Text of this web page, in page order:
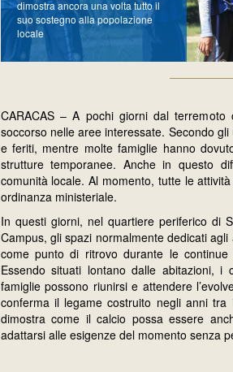
dimostra ancora una volta tutto il
suo sostegno alla popolazione
locale
CARACAS – A pochi giorni dal
soccorso nelle aree interessate. Secondo
e feriti, mentre molte famiglie hanno
strutture temporanee. Anche in questo
comunità locale. Al momento, tutte le
ordinanza ministeriale.
In questi giorni, nel quartiere periferico di
Campus, gli spazi normalmente dedicati
come punto di ritrovo durante le
Essendo situati lontano dalle abitazioni,
famiglie possono riunirsi e attendere
conferma il legame costruito negli anni
dimostra come il calcio possa essere
adattarsi alle esigenze del momento senza